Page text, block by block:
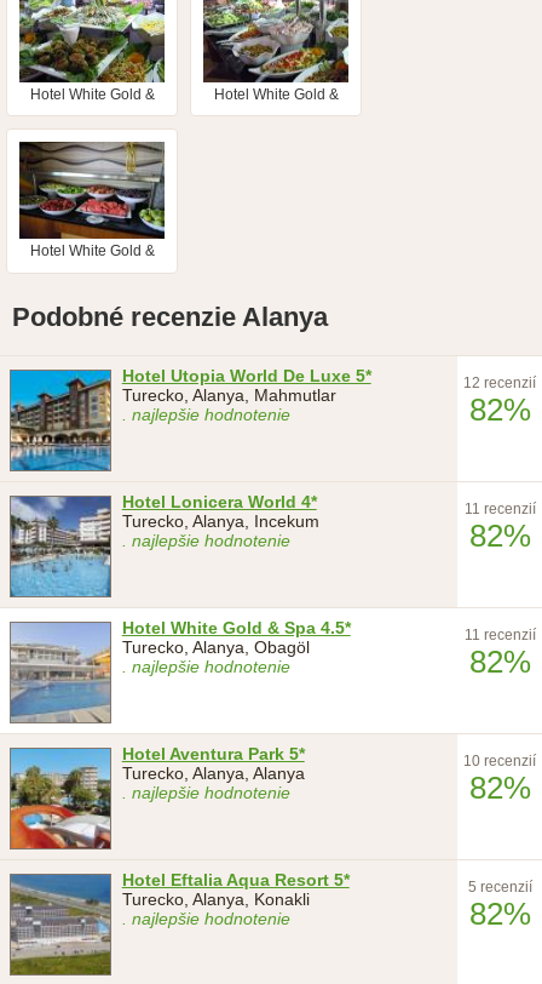
Hotel White Gold &
Spa
Hotel White Gold &
Spa
Hotel White Gold &
Podobné recenzie Alanya
Hotel Utopia World De Luxe 5*
Turecko, Alanya, Mahmutlar
. najlepšie hodnotenie
12 recenzií
82%
Hotel Lonicera World 4*
Turecko, Alanya, Incekum
. najlepšie hodnotenie
11 recenzií
82%
Hotel White Gold & Spa 4.5*
Turecko, Alanya, Obagöl
. najlepšie hodnotenie
11 recenzií
82%
Hotel Aventura Park 5*
Turecko, Alanya, Alanya
. najlepšie hodnotenie
10 recenzií
82%
Hotel Eftalia Aqua Resort 5*
Turecko, Alanya, Konakli
. najlepšie hodnotenie
5 recenzií
82%